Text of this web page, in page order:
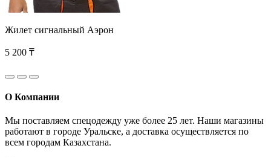
Жилет сигнальный Аэрон
5 200 ₸
О Компании
Мы поставляем спецодежду уже более 25 лет. Наши магазины
работают в городе Уральске, а доставка осуществляется по
всем городам Казахстана.